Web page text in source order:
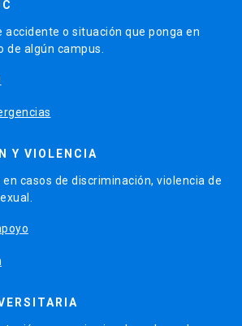
accidente o situación que ponga en
de algún campus.
Y VIOLENCIA
casos de discriminación, violencia de